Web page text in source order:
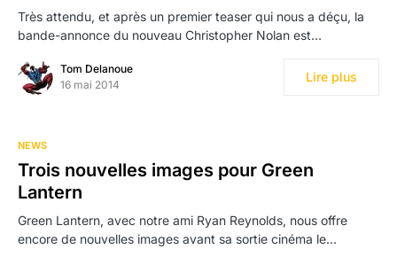
Très attendu, et après un premier teaser qui nous a déçu, la
bande-annonce du nouveau Christopher Nolan est…
Tom Delanoue
16 mai 2014
Lire plus
NEWS
Trois nouvelles images pour Green
Lantern
Green Lantern, avec notre ami Ryan Reynolds, nous offre
encore de nouvelles images avant sa sortie cinéma le…